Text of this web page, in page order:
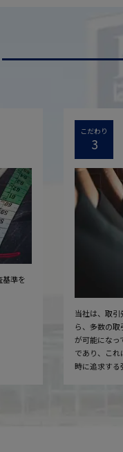
基準を
こだわり
3
当社は、取
ら、多数の
が可能になっ
であり、こ
時に追求する